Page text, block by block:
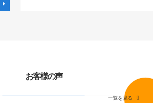
お客様の声
一覧を見る